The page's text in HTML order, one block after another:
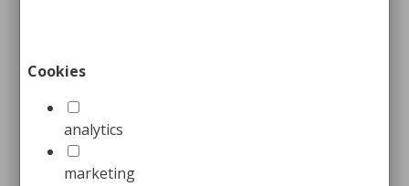
Cookies
analytics
marketing